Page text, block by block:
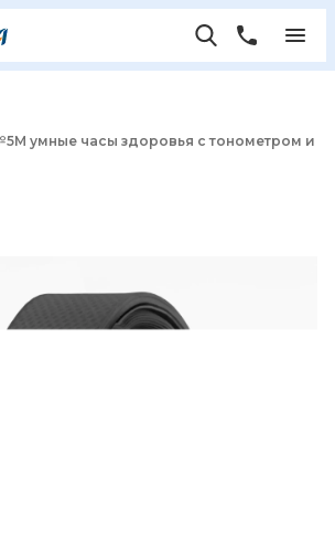
умные часы здоровья c тонометром и